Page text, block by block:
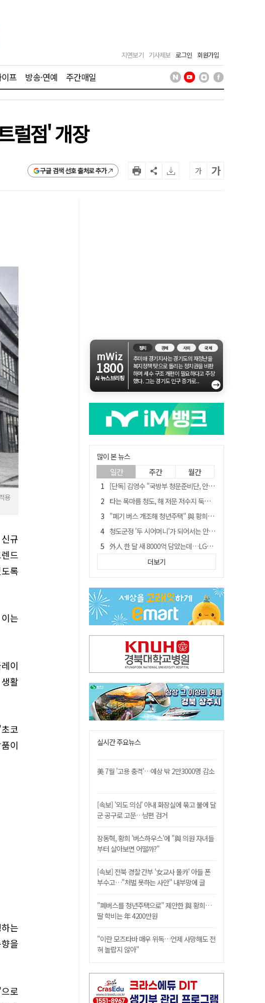
지면보기 기사제보 로그인 회원가입
프 방송·연예 주간매일
럴점' 개장
구글 검색 선호 출처로 추가 가 가
용
규
드
록
는
이
활
코
이
는
을
로
mWiz
1800
AI 뉴스브리핑
정치 경제 사회 국제
추미애 경기지사는 경기도의 재정난을
복지정책 탓으로 돌리는 정치권을 비판
하며 세수 구조 개편이 필요하다고 주장
했다. 그는 경기도 인구 증가로...
→
많이 본 뉴스
일간 주간 월간
[단독] 김영수 "국방부 청문준비단, 안규백 탈영 알고있었다"
타는 목마름 청도, 해 저문 저수지 둑에 군수가 서 있었다
"폐기 버스 개조해 청년주택" 與 황희…'딸 학비는 年 4200만원'
청도군정 '두 시어머니'가 되어서는 안된다
外人 한 달 새 8000억 담았는데…LG이노텍 목표주가는 왜 엇갈릴까
임시휴업 들어갔던 홈플러스 영주점, 7일 영업 재개…지하 1층만 운영
SK하이닉스, 주당 375원 분기 배당 공시…"3분기 중 주주환원 방안 확정"
이의준 전 경북도 새마을봉사과장, 제28대 울릉군 부군수 취임
"상법개정해도 주주가 '봉'"…하이닉스 솔리다임 상장설에 술렁[개미와글와글]
더보기
실시간 주요뉴스
美 7월 '고용 충격'…예상 밖 2만3000명 감소
[속보] '외도 의심' 아내 화장실에 묶고 불에 달
군 공구로 고문…남편 검거
장동혁, 황희 '버스하우스'에 "與 의원 자녀들
부터 살아보면 어떨까?"
[속보] 전북 경찰 간부 '女교사 몰카' 아들 폰
부수고…"처벌 못하는 사안" 내부망에 글
"폐버스를 청년주택으로" 제안한 與 황희…
딸 학비는 年 4200만원
"이란 모즈타바 매우 위독…언제 사망해도 전
혀 놀랍지 않아"